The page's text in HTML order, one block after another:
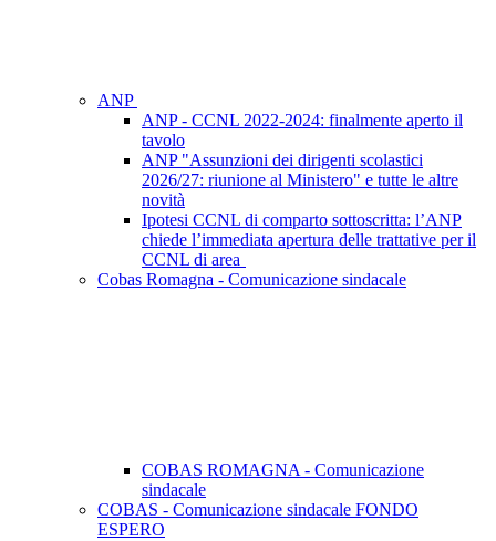
ANP
ANP - CCNL 2022-2024: finalmente aperto il
tavolo
ANP "Assunzioni dei dirigenti scolastici
2026/27: riunione al Ministero" e tutte le altre
novità
Ipotesi CCNL di comparto sottoscritta: l’ANP
chiede l’immediata apertura delle trattative per il
CCNL di area
Cobas Romagna - Comunicazione sindacale
COBAS ROMAGNA - Comunicazione
sindacale
COBAS - Comunicazione sindacale FONDO
ESPERO